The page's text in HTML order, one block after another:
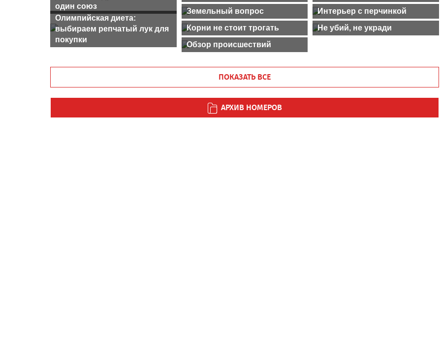
один союз
Земельный вопрос
Интерьер с перчинкой
Олимпийская диета:
выбираем репчатый лук для
покупки
Корни не стоит трогать
Не убий, не укради
Обзор происшествий
ПОКАЗАТЬ ВСЕ
АРХИВ НОМЕРОВ